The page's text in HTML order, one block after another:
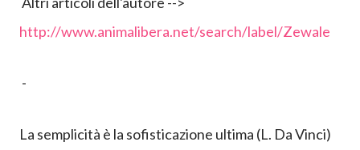
http://www.animalibera.net/search/label/Zewale
-
La semplicità è la sofisticazione ultima (L. Da Vinci)